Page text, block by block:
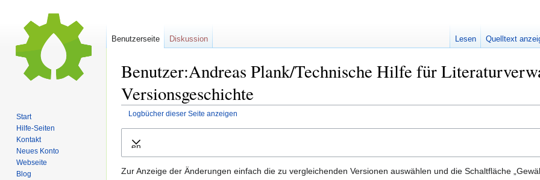
Benutzer:Andreas Plank/Technische Hilfe für
Versionsgeschichte
Logbücher dieser Seite anzeigen
Navigation
Suche
Ausklappen
Zur Anzeige der Änderungen einfach die zu vergleichenden Versionen auswählen und die Schaltfläche
Benutzerseite Diskussion Lesen Quelltext
Start
Hilfe-Seiten
Kontakt
Neues Konto
Webseite
Blog